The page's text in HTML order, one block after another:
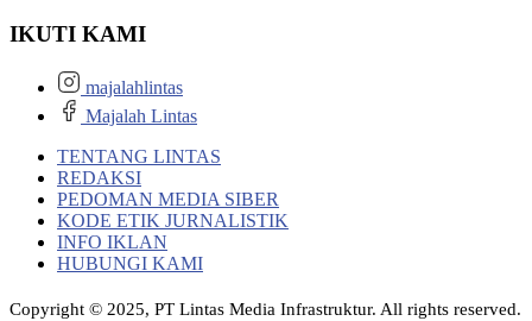
IKUTI KAMI
majalahlintas
Majalah Lintas
TENTANG LINTAS
REDAKSI
PEDOMAN MEDIA SIBER
KODE ETIK JURNALISTIK
INFO IKLAN
HUBUNGI KAMI
Copyright © 2025, PT Lintas Media Infrastruktur. All rights reserved.